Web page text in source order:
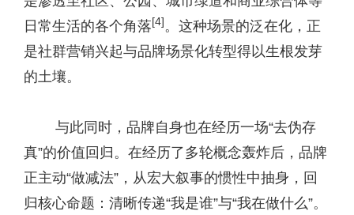
日常生活的各个角落 [4] 。这种场景的泛在化，正
是社群营销兴起与品牌场景化转型得以生根发芽
的土壤。
与此同时，品牌自身也在经历一场“去伪存
真”的价值回归。在经历了多轮概念轰炸后，品牌
正主动“做减法”，从宏大叙事的惯性中抽身，回
归核心命题：清晰传递“我是谁”与“我在做什么”。